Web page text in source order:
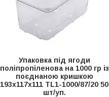
Упаковка під ягоди
поліпропіленова на 1000 гр із
поєднаною кришкою
193х117х111 TL1-1000/87/20 50
шт/уп.